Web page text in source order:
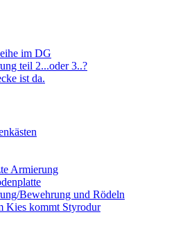
im DG
teil 2...oder 3..?
ist da.
Armierung
Bewehrung und Rödeln
Kies kommt Styrodur